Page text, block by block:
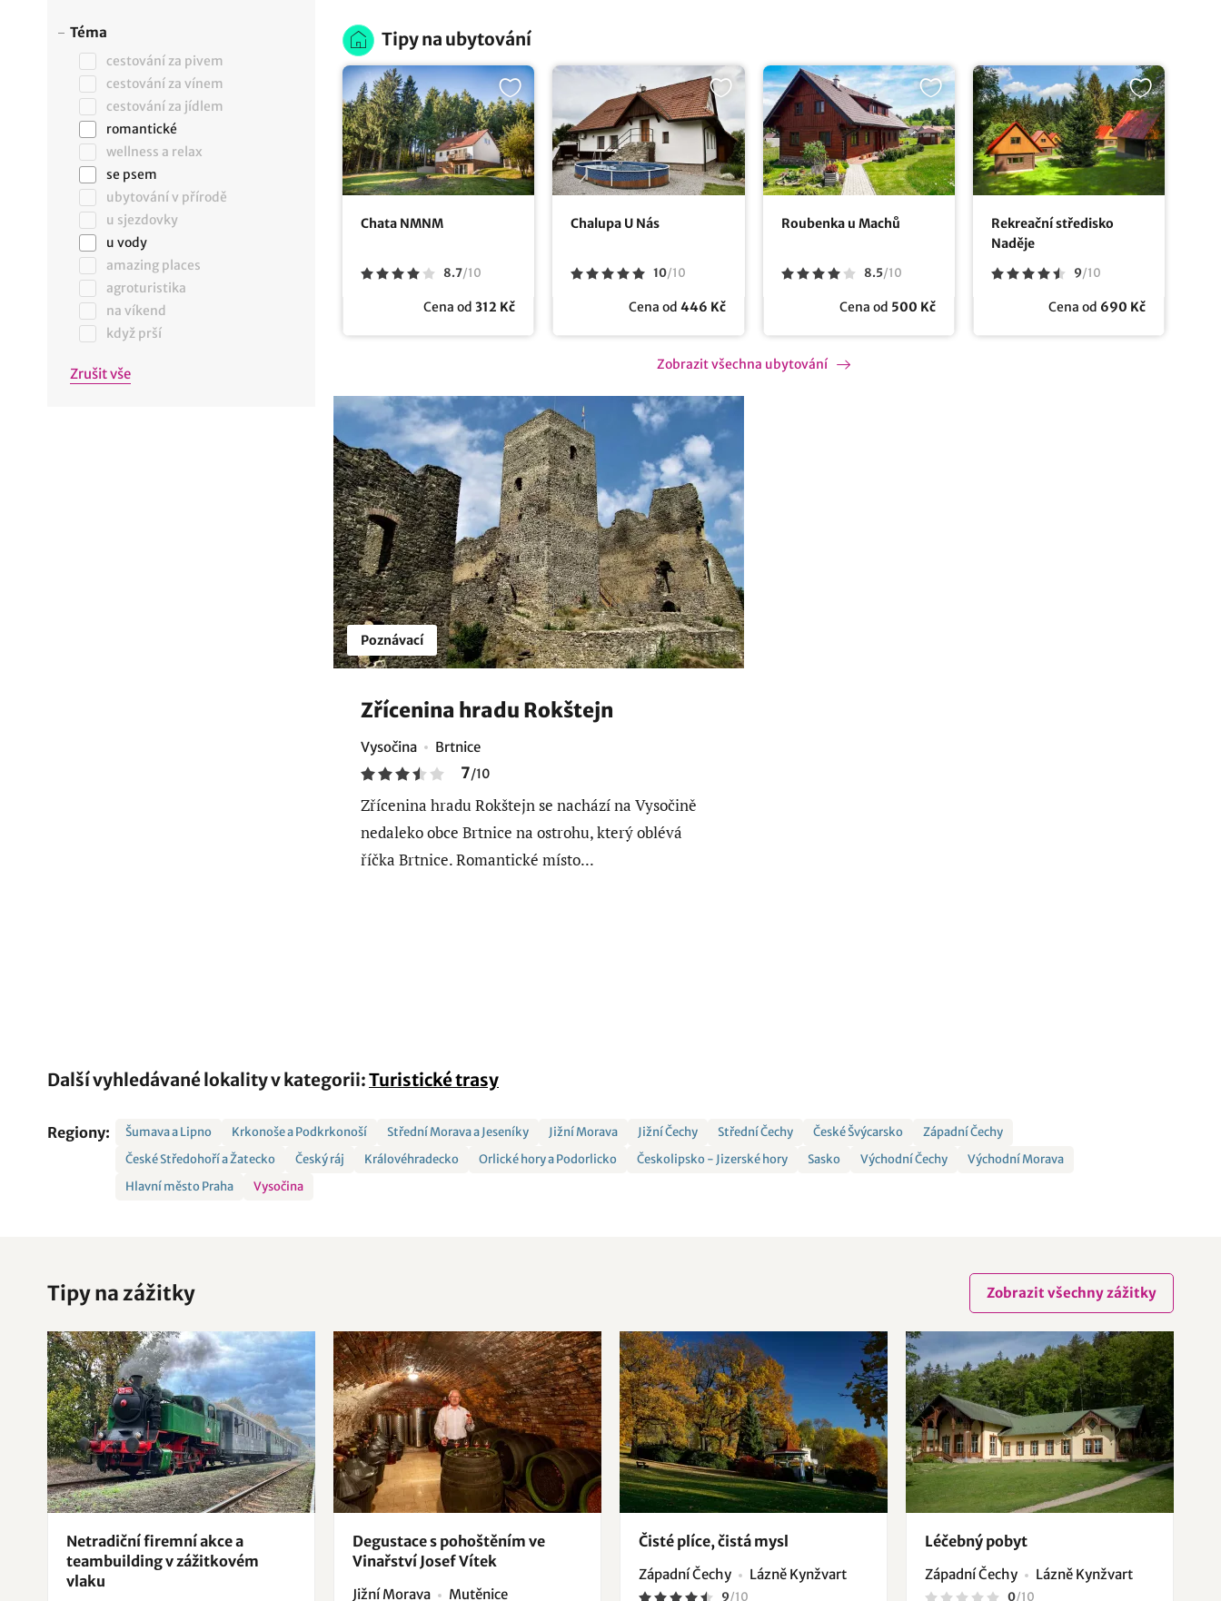
Téma
cestování za pivem
cestování za vínem
cestování za jídlem
romantické
wellness a relax
se psem
ubytování v přírodě
u sjezdovky
u vody
amazing places
agroturistika
na víkend
když prší
Zrušit vše
Tipy na ubytování
Chata NMNM
8.7/10
Cena od312 Kč
Chalupa U Nás
10/10
Cena od 446 Kč
Roubenka u Machů
8.5/10
Cena od 500 Kč
Rekreační středisko
Naděje
9/10
Cena od 690 Kč
Zobrazit všechna ubytování
Poznávací
Zřícenina hradu Rokštejn
Vysočina Brtnice
7/10
Zřícenina hradu Rokštejn se nachází na Vysočině
nedaleko obce Brtnice na ostrohu, který oblévá
říčka Brtnice. Romantické místo...
Další vyhledávané lokality v kategorii:Turistické trasy
Regiony: Šumava a Lipno Krkonoše a Podkrkonoší Střední Morava a Jeseníky Jižní Morava Jižní Čechy Střední Čechy České Švýcarsko
Západní Čechy
České Středohoří a Žatecko
Český ráj Královéhradecko Orlické hory a Podorlicko Českolipsko - Jizerské hory Sasko Východní Čechy
Východní Morava
Hlavní město Praha
Vysočina
Tipy na zážitky Zobrazit všechny zážitky
Netradiční firemní akce a
teambuilding v zážitkovém
vlaku
Degustace s pohoštěním ve
Vinařství Josef Vítek
Jižní Morava Mutěnice
Čisté plíce, čistá mysl
Západní Čechy Lázně Kynžvart
9/10
Léčebný pobyt
Západní Čechy Lázně Kynžvart
0/10